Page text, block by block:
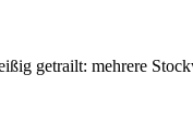
getrailt: mehrere